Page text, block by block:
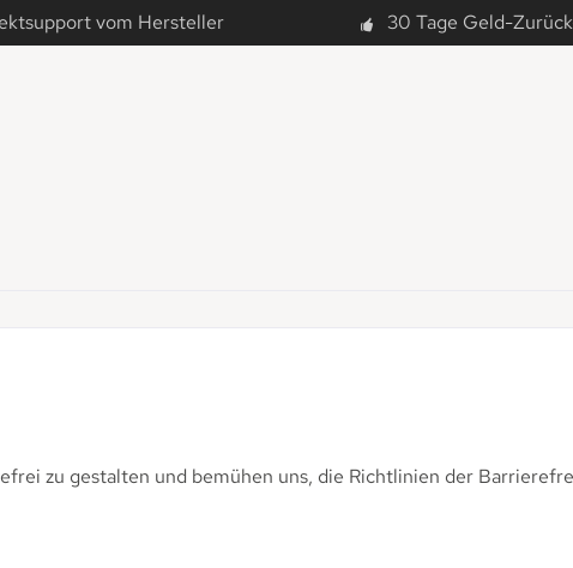
vom Hersteller 30 Tage Geld-
zu gestalten und bemühen uns, die Richtlinien der